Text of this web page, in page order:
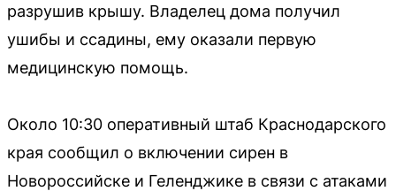
разрушив крышу. Владелец дома получил
ушибы и ссадины, ему оказали первую
медицинскую помощь.
Около 10:30 оперативный штаб Краснодарского
края сообщил о включении сирен в
Новороссийске и Геленджике в связи с атаками